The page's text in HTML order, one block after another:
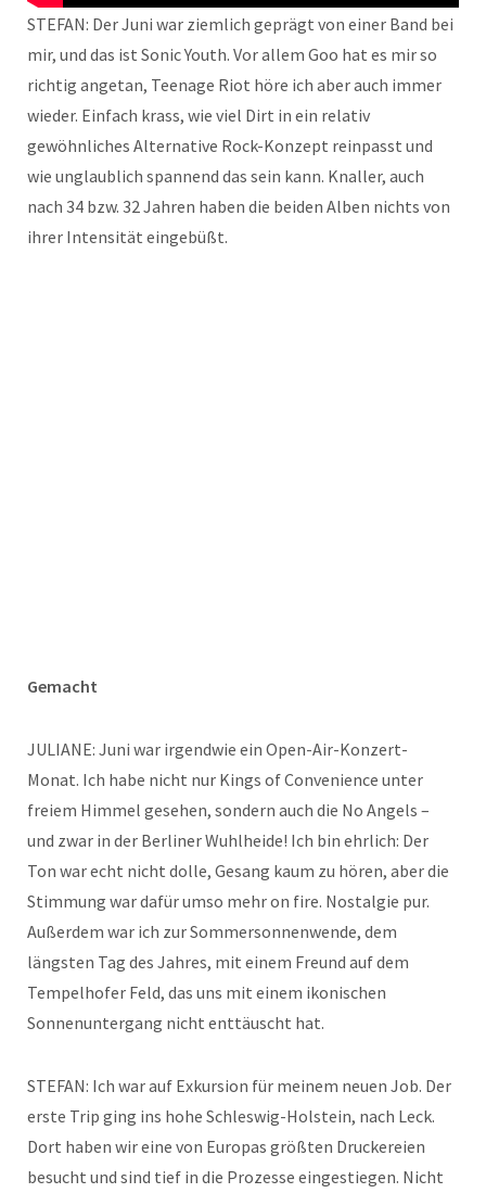
STEFAN: Der Juni war ziemlich geprägt von einer Band bei
mir, und das ist Sonic Youth. Vor allem Goo hat es mir so
richtig angetan, Teenage Riot höre ich aber auch immer
wieder. Einfach krass, wie viel Dirt in ein relativ
gewöhnliches Alternative Rock-Konzept reinpasst und
wie unglaublich spannend das sein kann. Knaller, auch
nach 34 bzw. 32 Jahren haben die beiden Alben nichts von
ihrer Intensität eingebüßt.
Gemacht
JULIANE: Juni war irgendwie ein Open-Air-Konzert-
Monat. Ich habe nicht nur Kings of Convenience unter
freiem Himmel gesehen, sondern auch die No Angels –
und zwar in der Berliner Wuhlheide! Ich bin ehrlich: Der
Ton war echt nicht dolle, Gesang kaum zu hören, aber die
Stimmung war dafür umso mehr on fire. Nostalgie pur.
Außerdem war ich zur Sommersonnenwende, dem
längsten Tag des Jahres, mit einem Freund auf dem
Tempelhofer Feld, das uns mit einem ikonischen
Sonnenuntergang nicht enttäuscht hat.
STEFAN: Ich war auf Exkursion für meinem neuen Job. Der
erste Trip ging ins hohe Schleswig-Holstein, nach Leck.
Dort haben wir eine von Europas größten Druckereien
besucht und sind tief in die Prozesse eingestiegen. Nicht